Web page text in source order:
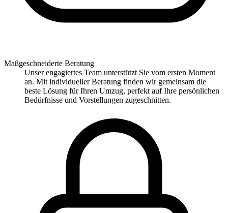
Maßgeschneiderte Beratung
Unser engagiertes Team unterstützt Sie vom ersten Moment
an. Mit individueller Beratung finden wir gemeinsam die
beste Lösung für Ihren Umzug, perfekt auf Ihre persönlichen
Bedürfnisse und Vorstellungen zugeschnitten.